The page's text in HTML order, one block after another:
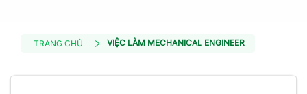
TRANG CHỦ VIỆC LÀM MECHANICAL ENGINEER